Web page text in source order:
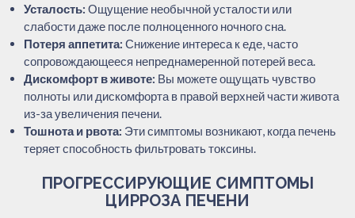
Усталость: Ощущение необычной усталости или
слабости даже после полноценного ночного сна.
Потеря аппетита: Снижение интереса к еде, часто
сопровождающееся непреднамеренной потерей веса.
Дискомфорт в животе: Вы можете ощущать чувство
полноты или дискомфорта в правой верхней части живота
из-за увеличения печени.
Тошнота и рвота: Эти симптомы возникают, когда печень
теряет способность фильтровать токсины.
ПРОГРЕССИРУЮЩИЕ СИМПТОМЫ
ЦИРРОЗА ПЕЧЕНИ